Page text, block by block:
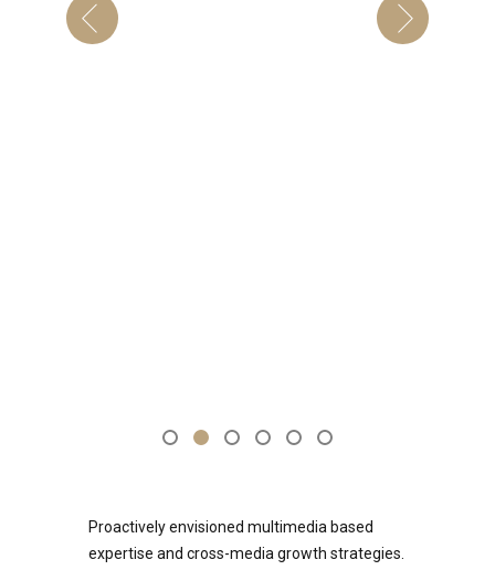
Proactively envisioned multimedia based
expertise and cross-media growth strategies.